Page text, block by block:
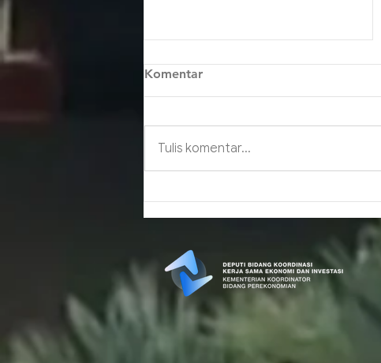
dan Tangible Benefits nya
Komentar
Tulis komentar...